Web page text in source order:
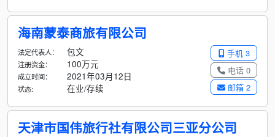
海南蒙泰商旅有限公司
手机 3
电话 0
邮箱 2
法定代表人： 包文
注册资金： 100万元
成立时间： 2021年03月12日
状态: 在业/存续
天津市国伟旅行社有限公司三亚分公司